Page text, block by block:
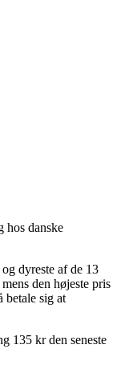
hos danske
dyreste af de 13
den højeste pris
sig at
135 kr den seneste